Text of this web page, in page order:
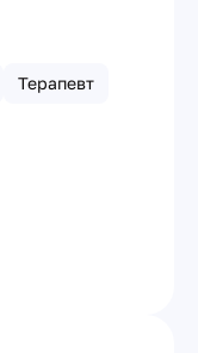
Терапевт